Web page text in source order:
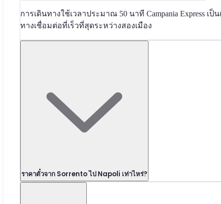
การเดินทางใช้เวลาประมาณ 50 นาที Campania Express เป็น
ทางเชื่อมต่อที่เร็วที่สุดระหว่างสองเมือง
ราคาตั๋วจาก Sorrento ไป Napoli เท่าไหร่?